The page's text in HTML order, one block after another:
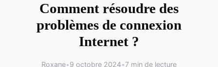
Comment résoudre des
problèmes de connexion
Internet ?
Roxane•9 octobre 2024•7 min de lecture